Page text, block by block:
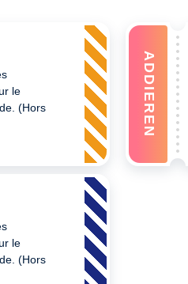
le
(Hors
ADDIEREN
le
(Hors